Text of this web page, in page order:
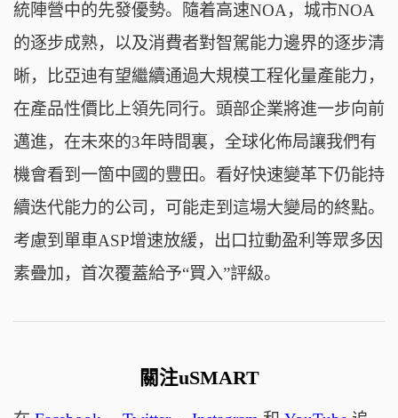
統陣營中的先發優勢。隨着高速NOA，城市NOA
的逐步成熟，以及消費者對智駕能力邊界的逐步清
晰，比亞迪有望繼續通過大規模工程化量產能力，
在產品性價比上領先同行。頭部企業將進一步向前
邁進，在未來的3年時間裏，全球化佈局讓我們有
機會看到一箇中國的豐田。看好快速變革下仍能持
續迭代能力的公司，可能走到這場大變局的終點。
考慮到單車ASP增速放緩，出口拉動盈利等眾多因
素疊加，首次覆蓋給予“買入”評級。
關注uSMART